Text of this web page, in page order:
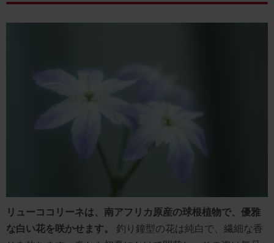
リューココリーネは、南アフリカ原産の球根植物で、優雅
な白い花を咲かせます。
釣り鐘型の花は純白で、繊細な香